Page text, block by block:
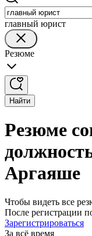
главный юрист
Резюме
Найти
Резюме
Аргаяше
Чтобы видеть все
После регистрации
Зарегистрироваться
За всё время